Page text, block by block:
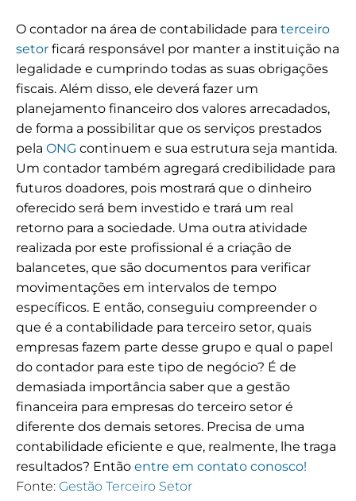
O contador na área de contabilidade para terceiro
setor ficará responsável por manter a instituição na
legalidade e cumprindo todas as suas obrigações
fiscais. Além disso, ele deverá fazer um
planejamento financeiro dos valores arrecadados,
de forma a possibilitar que os serviços prestados
pela ONG continuem e sua estrutura seja mantida.
Um contador também agregará credibilidade para
futuros doadores, pois mostrará que o dinheiro
oferecido será bem investido e trará um real
retorno para a sociedade. Uma outra atividade
realizada por este profissional é a criação de
balancetes, que são documentos para verificar
movimentações em intervalos de tempo
específicos. E então, conseguiu compreender o
que é a contabilidade para terceiro setor, quais
empresas fazem parte desse grupo e qual o papel
do contador para este tipo de negócio? É de
demasiada importância saber que a gestão
financeira para empresas do terceiro setor é
diferente dos demais setores. Precisa de uma
contabilidade eficiente e que, realmente, lhe traga
resultados? Então entre em contato conosco!
Fonte: Gestão Terceiro Setor